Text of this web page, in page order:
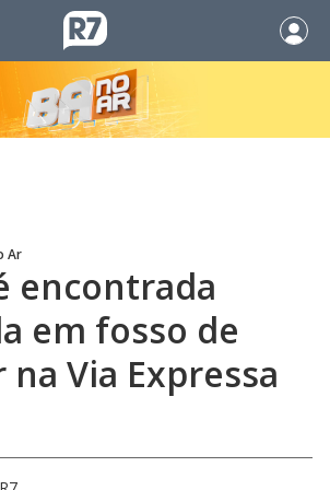
Ar
encontrada
em fosso de
Via Expressa